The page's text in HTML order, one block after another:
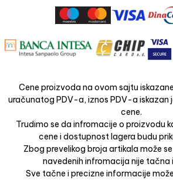
Cene proizvoda na ovom sajtu
uračunatog PDV-a, iznos PDV-a iskazan
cene.
Trudimo se da infromacije o proizvodu
cene i dostupnost lagera budu
Zbog prevelikog broja artikala može
navedenih infromacija nije tačna
Sve tačne i precizne informacije